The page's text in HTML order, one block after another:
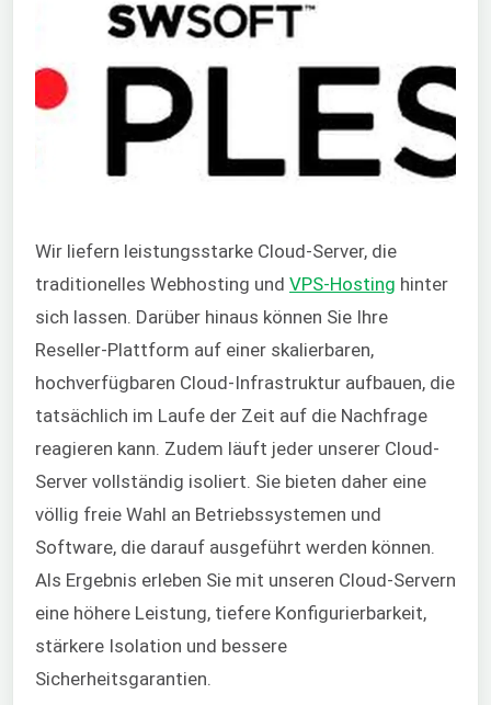
Wir liefern leistungsstarke Cloud-Server, die
traditionelles Webhosting und VPS-Hosting hinter
sich lassen. Darüber hinaus können Sie Ihre
Reseller-Plattform auf einer skalierbaren,
hochverfügbaren Cloud-Infrastruktur aufbauen, die
tatsächlich im Laufe der Zeit auf die Nachfrage
reagieren kann. Zudem läuft jeder unserer Cloud-
Server vollständig isoliert. Sie bieten daher eine
völlig freie Wahl an Betriebssystemen und
Software, die darauf ausgeführt werden können.
Als Ergebnis erleben Sie mit unseren Cloud-Servern
eine höhere Leistung, tiefere Konfigurierbarkeit,
stärkere Isolation und bessere
Sicherheitsgarantien.